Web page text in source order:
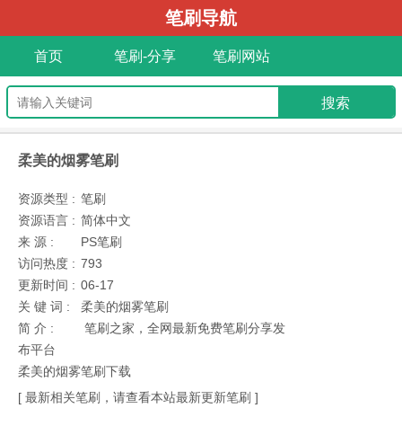
笔刷导航
首页 笔刷-分享 笔刷网站
柔美的烟雾笔刷
资源类型 : 笔刷
资源语言 : 简体中文
来 源 :
PS笔刷
访问热度 : 793
更新时间 : 06-17
关 键 词 :
柔美的烟雾笔刷
简 介 :
笔刷之家，全网最新免费笔刷分享发
布平台
柔美的烟雾笔刷下载
[ 最新相关笔刷，请查看本站最新更新笔刷 ]